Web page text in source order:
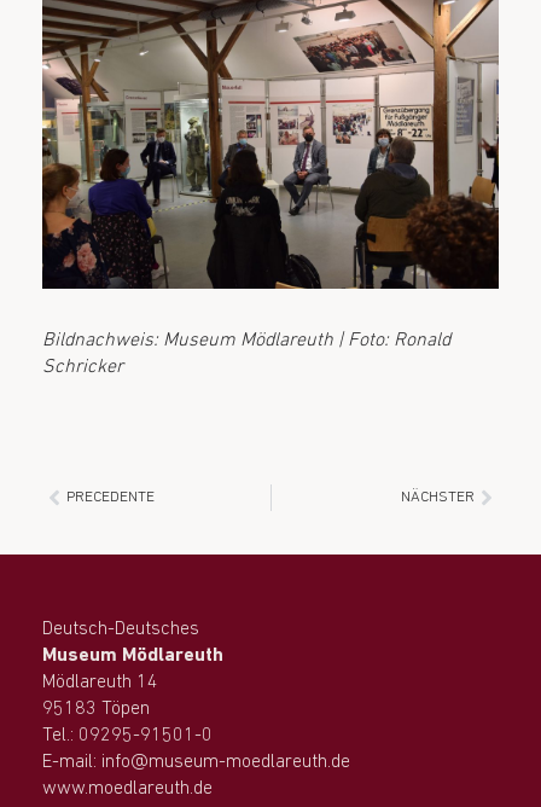
Bildnachweis: Museum Mödlareuth | Foto: Ronald
Schricker
PRECEDENTE NÄCHSTER
Deutsch-Deutsches
Museum Mödlareuth
Mödlareuth 14
95183 Töpen
Tel.: 09295-91501-0
E-mail: info@museum-moedlareuth.de
www.moedlareuth.de